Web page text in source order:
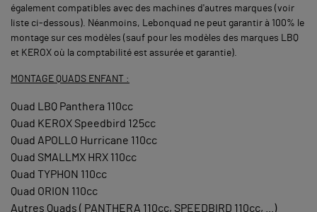
également compatibles avec des machines d'autres marques (voir
liste ci-dessous). Néanmoins, Lebonquad ne peut garantir à 100% le
montage sur ces modèles (sauf pour les modèles des marques LBQ
et KEROX où la comptabilité est assurée et garantie).
MONTAGE QUADS ENFANT :
Quad LBQ Panthera 110cc
Quad KEROX Speedbird 125cc
Quad APOLLO Hurricane 110cc
Quad SMALLMX HRX 110cc
Quad TYPHON 110cc
Quad ORION 110cc
Autres Quads ( PANTHERA 110cc, SPEEDBIRD 110cc, ...)